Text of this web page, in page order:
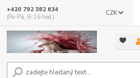
CZK
+420 792 382 634
(Po-Pá, 8-16 hod.)